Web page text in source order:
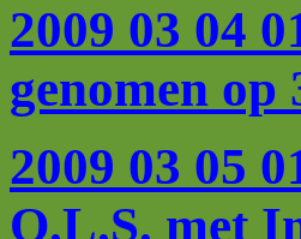
2009 03 04
genomen op
2009 03 05
O.L.S. met